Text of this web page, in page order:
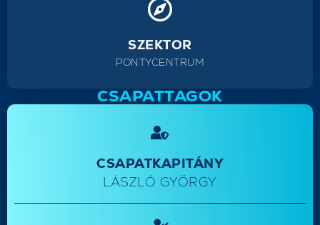
SZEKTOR
PONTYCENTRUM
CSAPATTAGOK
CSAPATKAPITÁNY
LÁSZLÓ GYÖRGY